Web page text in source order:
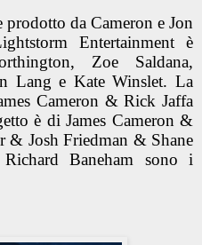
prodotto da Cameron e Jon
Entertainment è
Zoe Saldana,
Lang e Kate Winslet. La
Cameron & Rick Jaffa
è di James Cameron &
& Josh Friedman & Shane
Baneham sono i